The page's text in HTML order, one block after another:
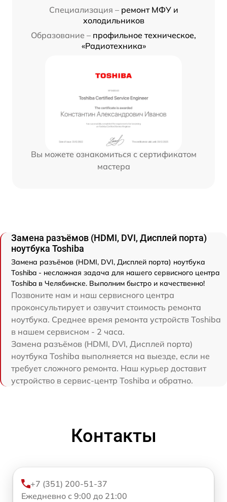
Специализация – ремонт МФУ и
холодильников
Образование – профильное техническое,
«Радиотехника»
Вы можете ознакомиться с сертификатом
мастера
Замена разъёмов (HDMI, DVI, Дисплей порта)
ноутбука Toshiba
Замена разъёмов (HDMI, DVI, Дисплей порта) ноутбука
Toshiba - несложная задача для нашего сервисного центра
Toshiba в Челябинске. Выполним быстро и качественно!
Позвоните нам и наш сервисного центра
проконсультирует и озвучит стоимость ремонта
ноутбука. Среднее время ремонта устройств Toshiba
в нашем сервисном - 2 часа.
Замена разъёмов (HDMI, DVI, Дисплей порта)
ноутбука Toshiba выполняется на выезде, если не
требует сложного ремонта. Наш курьер доставит
устройство в сервис-центр Toshiba и обратно.
Контакты
+7 (351) 200-51-37
Ежедневно с 9:00 до 21:00